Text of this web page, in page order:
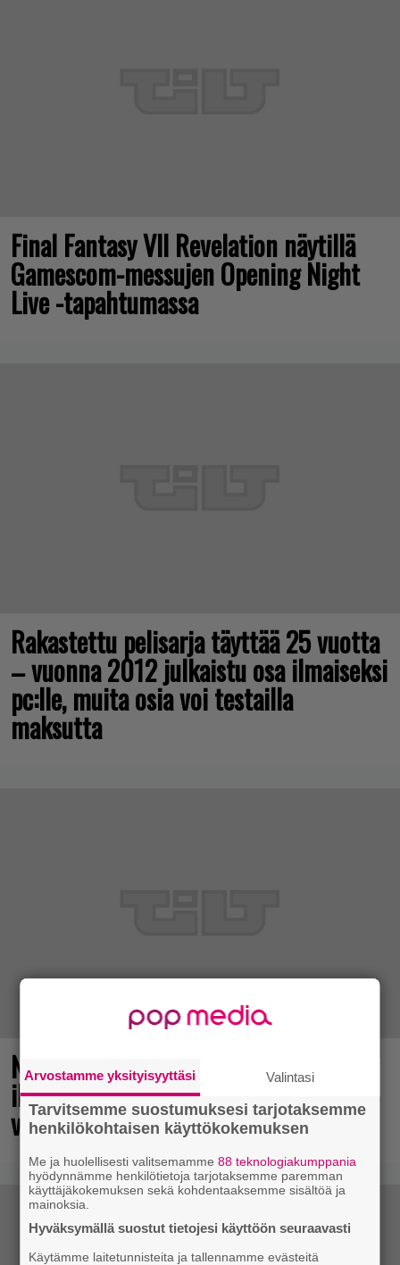
Final Fantasy VII Revelation näytillä
Gamescom-messujen Opening Night
Live -tapahtumassa
Rakastettu pelisarja täyttää 25 vuotta
– vuonna 2012 julkaistu osa ilmaiseksi
pc:lle, muita osia voi testailla
maksutta
No johan pomppasi: 30 vuotta sitten
ilmestynyt klassikkoräiskintä sai
valtavasti lisää sisältöä
Arvostamme yksityisyyttäsi Valintasi
Tarvitsemme suostumuksesi tarjotaksemme
henkilökohtaisen käyttökokemuksen
Me ja huolellisesti valitsemamme88 teknologiakumppania
hyödynnämme henkilötietoja tarjotaksemme paremman
käyttäjäkokemuksen sekä kohdentaaksemme sisältöä ja
mainoksia.
Hyväksymällä suostut tietojesi käyttöön seuraavasti
Käytämme laitetunnisteita ja tallennamme evästeitä